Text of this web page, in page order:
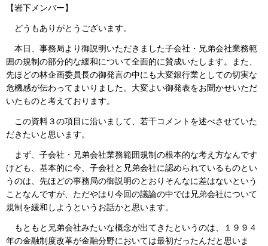
【岩下メンバー】
どうもありがとうございます。
本日、事務局より御説明いただきました子会社・兄弟会社業務範
囲の規制の部分的な緩和について全面的に賛成いたします。また、
先ほどの林企画委員長の御発言の中にも大変銀行業としての切実な
危機感が伝わってまいりました。大変よい御発表をお聞かせいただ
いたものと考えております。
この資料３の項目に沿いまして、若干コメントを述べさせていた
だきたいと思います。
まず、子会社・兄弟会社業務範囲規制の根本的な考え方なんです
けども、基本的に今、子会社と兄弟会社に認められているものとい
うのは、先ほどの事務局の御説明のとおりそんなに差はないという
ことなんですが、ただやはり今回の議論の中では兄弟会社について
規制を緩和しようというお話かと思います。
もともと兄弟会社みたいな概念が出てきたというのは、１９９４
年の金融制度改革が金融分野においては最初だったんだと思いま